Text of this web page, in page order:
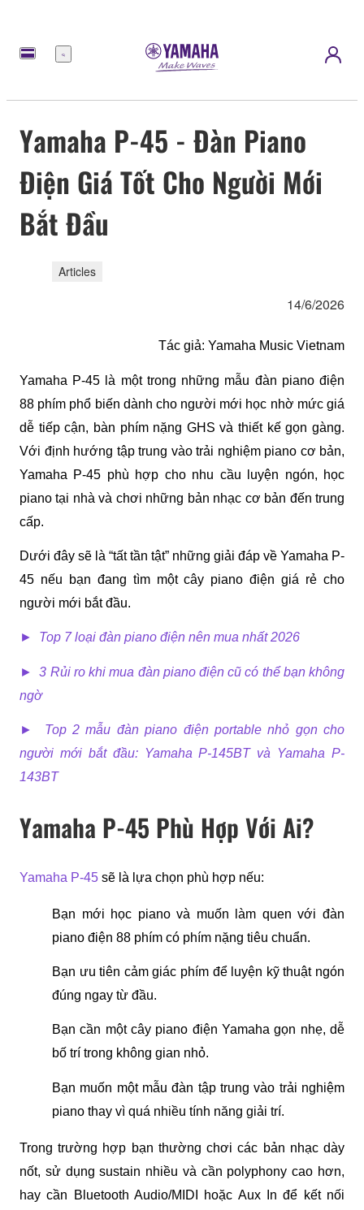
Menu
Yamaha P-45 - Đàn Piano
Điện Giá Tốt Cho Người Mới
Bắt Đầu
Articles
14/6/2026
Tác giả: Yamaha Music Vietnam
Yamaha P-45 là một trong những mẫu đàn piano điện
88 phím phổ biến dành cho người mới học nhờ mức giá
dễ tiếp cận, bàn phím nặng GHS và thiết kế gọn gàng.
Với định hướng tập trung vào trải nghiệm piano cơ bản,
Yamaha P-45 phù hợp cho nhu cầu luyện ngón, học
piano tại nhà và chơi những bản nhạc cơ bản đến trung
cấp.
Dưới đây sẽ là “tất tần tật” những giải đáp về Yamaha P-
45 nếu bạn đang tìm một cây piano điện giá rẻ cho
người mới bắt đầu.
► Top 7 loại đàn piano điện nên mua nhất 2026
► 3 Rủi ro khi mua đàn piano điện cũ có thể bạn không
ngờ
► Top 2 mẫu đàn piano điện portable nhỏ gọn cho
người mới bắt đầu: Yamaha P-145BT và Yamaha P-
143BT
Yamaha P-45 Phù Hợp Với Ai?
Yamaha P-45 sẽ là lựa chọn phù hợp nếu:
Bạn mới học piano và muốn làm quen với đàn
piano điện 88 phím có phím nặng tiêu chuẩn.
Bạn ưu tiên cảm giác phím để luyện kỹ thuật ngón
đúng ngay từ đầu.
Bạn cần một cây piano điện Yamaha gọn nhẹ, dễ
bố trí trong không gian nhỏ.
Bạn muốn một mẫu đàn tập trung vào trải nghiệm
piano thay vì quá nhiều tính năng giải trí.
Trong trường hợp bạn thường chơi các bản nhạc dày
nốt, sử dụng sustain nhiều và cần polyphony cao hơn,
hay cần Bluetooth Audio/MIDI hoặc Aux In để kết nối